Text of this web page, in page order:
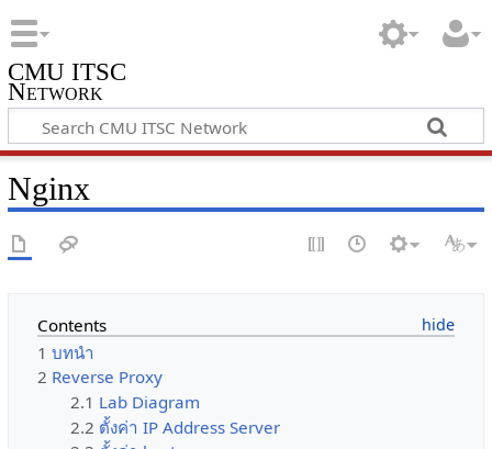
CMU ITSC
Network
Nginx
Contents
1 บทนำ
2 Reverse Proxy
2.1 Lab Diagram
2.2 ตั้งค่า IP Address Server